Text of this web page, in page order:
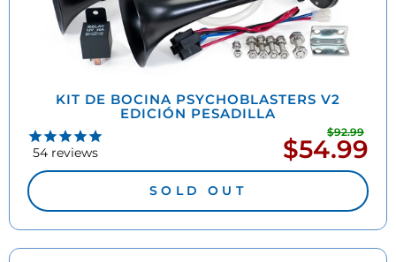
KIT DE BOCINA PSYCHOBLASTERS V2
EDICIÓN PESADILLA
54reviews
$92.99
Precio
de
$54.99
SOLD OUT